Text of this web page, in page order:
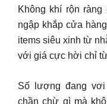
Không khí rộn
ngập khắp cửa
items siêu xinh từ
với giá cực hời chỉ
Số lượng đang
chần chừ gì mà